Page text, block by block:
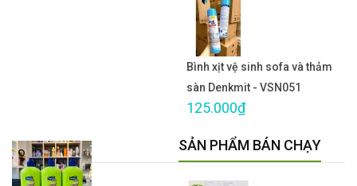
Bình xịt vệ sinh sofa và thảm
sàn Denkmit - VSN051
125.000₫
SẢN PHẨM BÁN CHẠY